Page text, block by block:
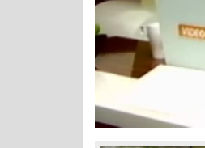
Némítás
kikapcsolva
0%